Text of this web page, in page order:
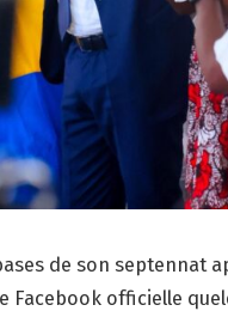
de son septennat
Facebook officielle